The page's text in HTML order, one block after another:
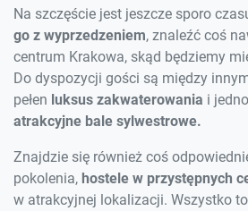
Na szczęście jest jeszcze sporo
go z wyprzedzeniem, znaleźć coś
centrum Krakowa, skąd będziemy
Do dyspozycji gości są między
pełen luksus zakwaterowania i
atrakcyjne bale sylwestrowe.
Znajdzie się również coś
pokolenia, hostele w przystępnych
w atrakcyjnej lokalizacji. Wszystko